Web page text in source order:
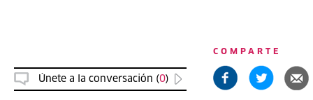
Únete a la conversación (0)
COMPARTE